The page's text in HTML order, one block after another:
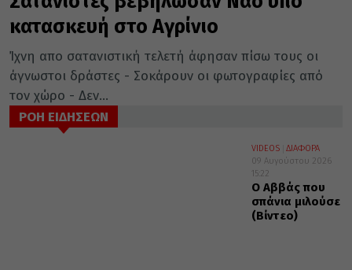
κατασκευή στο Αγρίνιο
Ίχνη απο σατανιστική τελετή άφησαν πίσω τους οι
άγνωστοι δράστες - Σοκάρουν οι φωτογραφίες από
τον χώρο - Δεν...
ΡΟΗ ΕΙΔΗΣΕΩΝ
VIDEOS
ΔΙΑΦΟΡΑ
09 Αυγούστου 2026
15:22
Ο Αββάς που
σπάνια μιλούσε
(Βίντεο)